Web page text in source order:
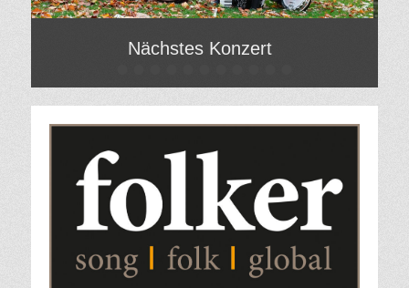
Nächstes Konzert
am
Von
Hilde